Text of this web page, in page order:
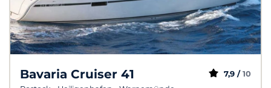
Bavaria Cruiser 41 7,9 / 10